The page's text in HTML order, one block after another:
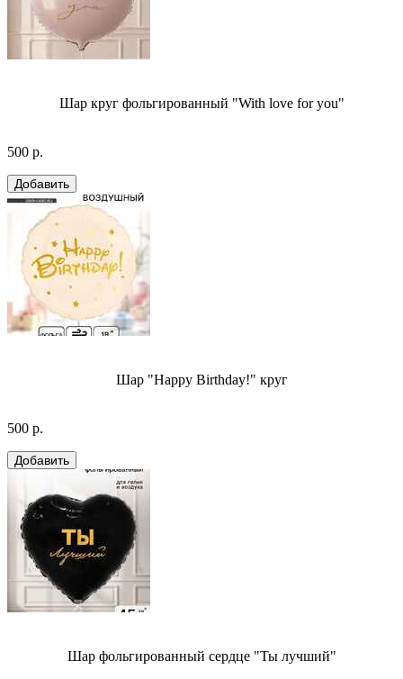
Шар круг фольгированный "With love for you"
500 р.
Шар "Happy Birthday!" круг
500 р.
Шар фольгированный сердце "Ты лучший"